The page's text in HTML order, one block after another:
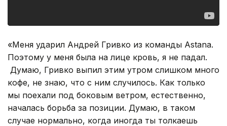
«Меня ударил Андрей Гривко из команды Astana.
Поэтому у меня была на лице кровь, я не падал.
Думаю, Гривко выпил этим утром слишком много
кофе, не знаю, что с ним случилось. Как только
мы поехали под боковым ветром, естественно,
началась борьба за позиции. Думаю, в таком
случае нормально, когда иногда ты толкаешь